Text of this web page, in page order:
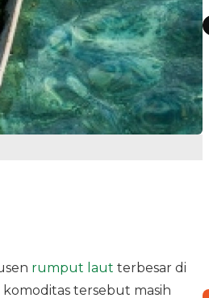
rumput laut terbesar di
komoditas tersebut masih